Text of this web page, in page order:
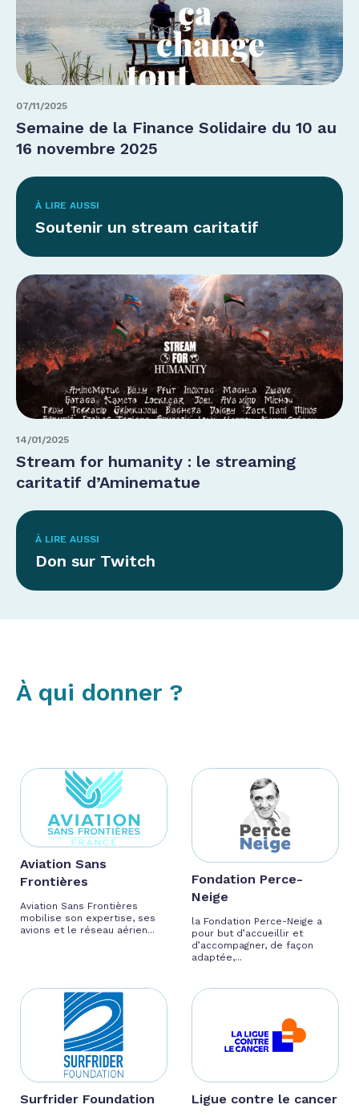
07/11/2025
Semaine de la Finance Solidaire du 10 au
16 novembre 2025
À LIRE AUSSI
Soutenir un stream caritatif
14/01/2025
Stream for humanity : le streaming
caritatif d’Aminematue
À LIRE AUSSI
Don sur Twitch
À qui donner ?
Aviation Sans
Frontières
Aviation Sans Frontières
mobilise son expertise, ses
avions et le réseau aérien...
Fondation Perce-
Neige
la Fondation Perce-Neige a
pour but d’accueillir et
d’accompagner, de façon
adaptée,...
Surfrider Foundation Ligue contre le cancer